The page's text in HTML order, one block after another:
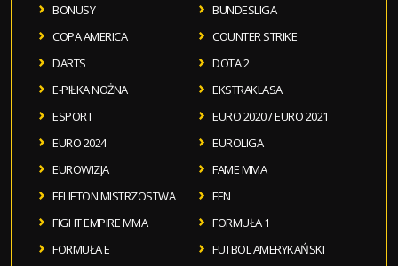
BONUSY
BUNDESLIGA
COPA AMERICA
COUNTER STRIKE
DARTS
DOTA 2
E-PIŁKA NOŻNA
EKSTRAKLASA
ESPORT
EURO 2020 / EURO 2021
EURO 2024
EUROLIGA
EUROWIZJA
FAME MMA
FELIETON MISTRZOSTWA
FEN
FIGHT EMPIRE MMA
FORMUŁA 1
FORMUŁA E
FUTBOL AMERYKAŃSKI